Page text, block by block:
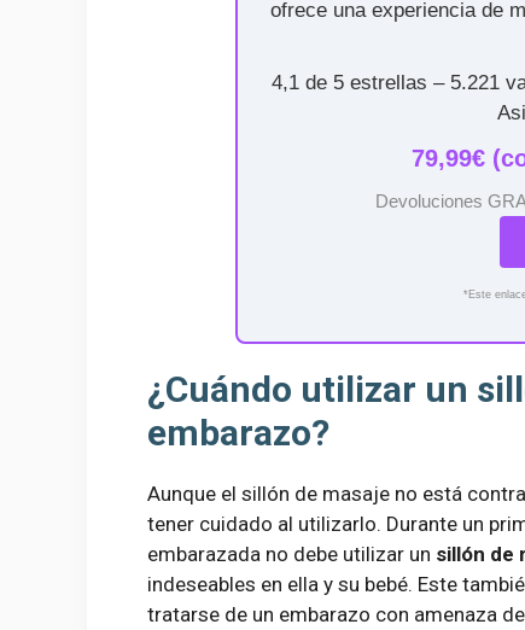
ofrece una experiencia de
4,1 de 5 estrellas – 5.221
79,99€
Devoluciones
*Este
¿Cuándo utilizar un
embarazo?
Aunque el sillón de masaje no está
tener cuidado al utilizarlo. Durante un
embarazada no debe utilizar un sillón de
indeseables en ella y su bebé. Este
tratarse de un embarazo con amenaza